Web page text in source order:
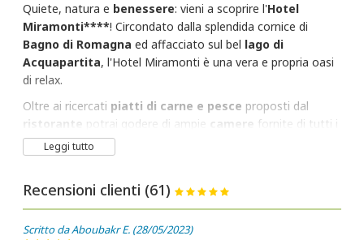
Quiete, natura e benessere: vieni a scoprire l'Hotel
Miramonti****! Circondato dalla splendida cornice di
Bagno di Romagnaed affacciato sul bel lago di
Acquapartita, l'Hotel Miramonti è una vera e propria oasi
di relax.
Oltre ai ricercati piatti di carne e pesce proposti dal
ristorante
potrai godere di ampie camere fornite di tutti i
servizi(TV satellitare, aria condizionata, telefono diretto,
cassetta di sicurezza, frigobar, bagno con doccia o vasca da
modernissimaspacomposta da 2piscine
interna ed 1 esterna),sauna,idromassaggio, angolo
fitness e relax con possibilità di usufruire di numerosi
Leggi tutto
Recensioni clienti (61)
Scritto da Aboubakr E. (28/05/2023)